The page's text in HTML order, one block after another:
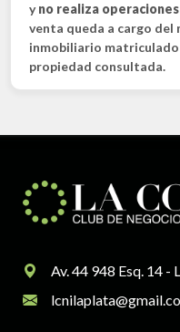
yno realiza
venta queda a cargo
inmobiliario matriculado
propiedad consultada.
Av. 44 948 Esq. 14 -